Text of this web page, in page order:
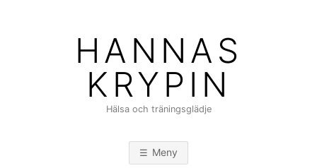
HANNAS
KRYPIN
Hälsa och träningsglädje
Meny